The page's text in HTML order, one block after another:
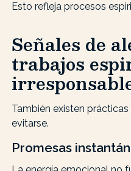
Esto refleja procesos
Señales de
trabajos
También existen
evitarse.
Promesas